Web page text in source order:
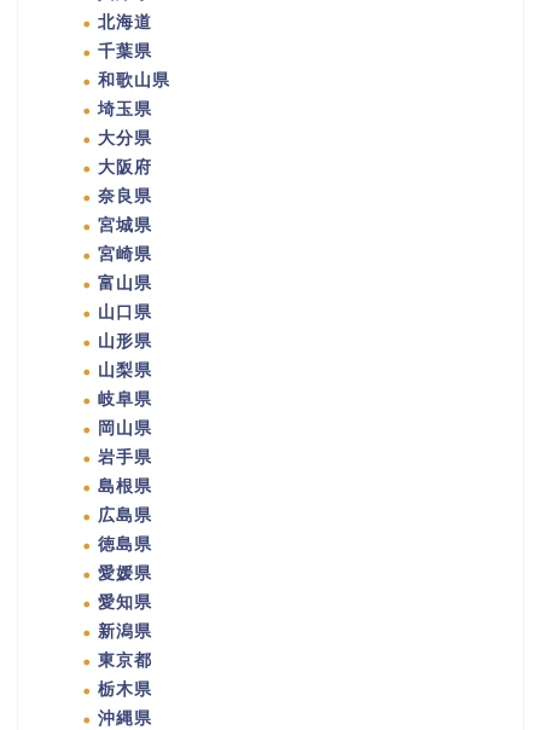
北海道
千葉県
和歌山県
埼玉県
大分県
大阪府
奈良県
宮城県
宮崎県
富山県
山口県
山形県
山梨県
岐阜県
岡山県
岩手県
島根県
広島県
徳島県
愛媛県
愛知県
新潟県
東京都
栃木県
沖縄県